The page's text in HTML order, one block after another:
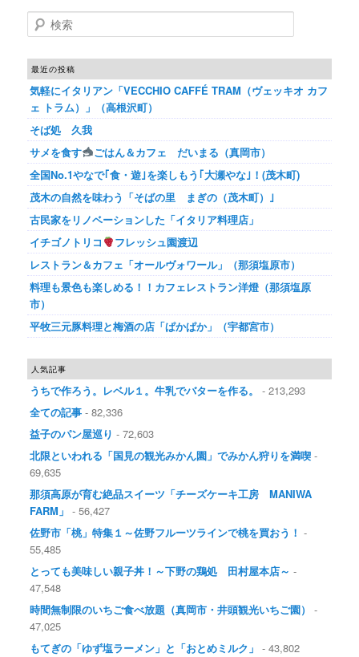
検索
最近の投稿
気軽にイタリアン「VECCHIO CAFFÉ TRAM（ヴェッキオ カフ
ェ トラム）」（高根沢町）
そば処 久我
サメを食す
ごはん＆カフェ だいまる（真岡市）
全国No.1やなで｢食・遊｣を楽しもう｢大瀬やな｣！(茂木町)
茂木の自然を味わう「そばの里 まぎの（茂木町）｣
古民家をリノベーションした「イタリア料理店」
イチゴノトリコ
フレッシュ園渡辺
レストラン＆カフェ「オールヴォワール」（那須塩原市）
料理も景色も楽しめる！！カフェレストラン洋燈（那須塩原
市）
平牧三元豚料理と梅酒の店「ぱかぱか」（宇都宮市）
人気記事
うちで作ろう。レベル１。牛乳でバターを作る。
- 213,293
全ての記事 - 82,336
益子のパン屋巡り - 72,603
北限といわれる「国見の観光みかん園」でみかん狩りを満喫 -
69,635
那須高原が育む絶品スイーツ「チーズケーキ工房 MANIWA
FARM」 - 56,427
佐野市「桃」特集１～佐野フルーツラインで桃を買おう！ -
55,485
とっても美味しい親子丼！～下野の鶏処 田村屋本店～ -
47,548
時間無制限のいちご食べ放題（真岡市・井頭観光いちご園）
-
47,025
もてぎの「ゆず塩ラーメン」と「おとめミルク」 - 43,802